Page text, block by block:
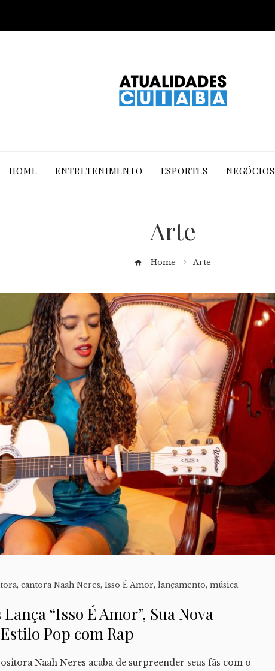
HOME ENTRETENIMENTO ESPORTES NEGÓCIOS
Arte
Home Arte
,cantora Naah Neres,Isso É Amor,lançamento,música
“Isso É Amor”, Sua Nova
Pop com Rap
Naah Neres acaba de surpreender seus fãs com o